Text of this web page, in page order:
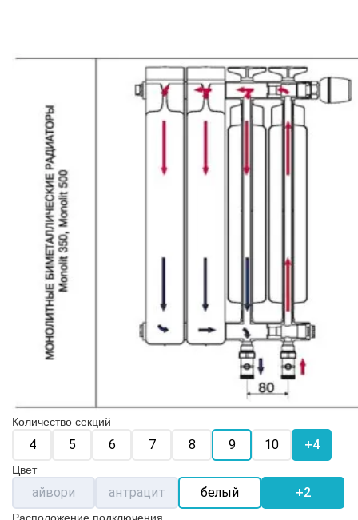
Количество секций
4 5 6 7 8 9 10 +4
Цвет
айвори антрацит белый +2